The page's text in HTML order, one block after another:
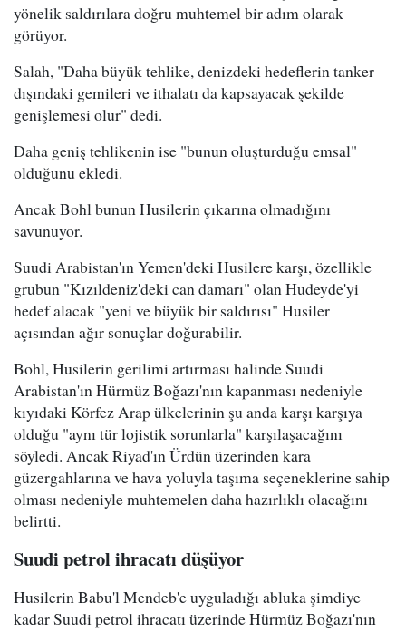
yönelik saldırılara doğru muhtemel bir adım olarak
görüyor.
Salah, "Daha büyük tehlike, denizdeki hedeflerin tanker
dışındaki gemileri ve ithalatı da kapsayacak şekilde
genişlemesi olur" dedi.
Daha geniş tehlikenin ise "bunun oluşturduğu emsal"
olduğunu ekledi.
Ancak Bohl bunun Husilerin çıkarına olmadığını
savunuyor.
Suudi Arabistan'ın Yemen'deki Husilere karşı, özellikle
grubun "Kızıldeniz'deki can damarı" olan Hudeyde'yi
hedef alacak "yeni ve büyük bir saldırısı" Husiler
açısından ağır sonuçlar doğurabilir.
Bohl, Husilerin gerilimi artırması halinde Suudi
Arabistan'ın Hürmüz Boğazı'nın kapanması nedeniyle
kıyıdaki Körfez Arap ülkelerinin şu anda karşı karşıya
olduğu "aynı tür lojistik sorunlarla" karşılaşacağını
söyledi. Ancak Riyad'ın Ürdün üzerinden kara
güzergahlarına ve hava yoluyla taşıma seçeneklerine sahip
olması nedeniyle muhtemelen daha hazırlıklı olacağını
belirtti.
Suudi petrol ihracatı düşüyor
Husilerin Babu'l Mendeb'e uyguladığı abluka şimdiye
kadar Suudi petrol ihracatı üzerinde Hürmüz Boğazı'nın